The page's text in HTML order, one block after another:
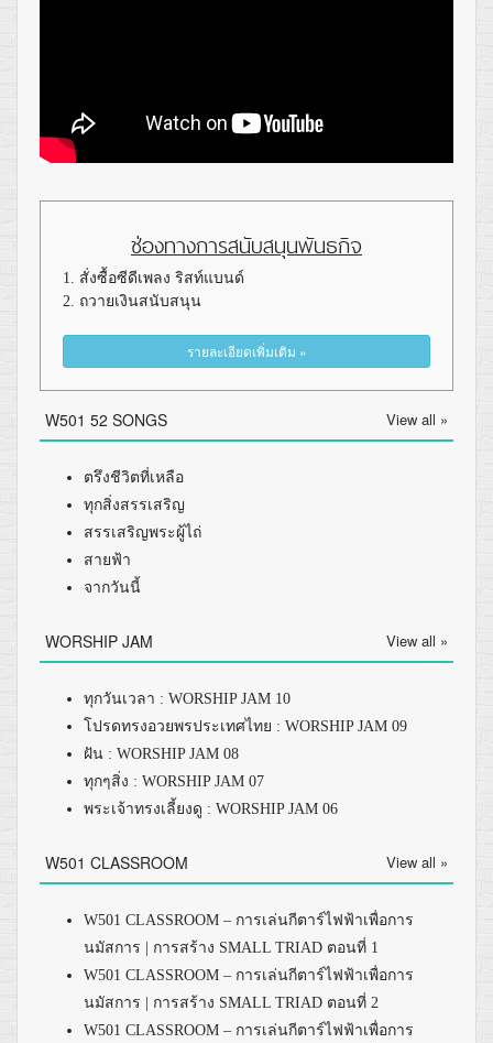
ช่องทางการสนับสนุนพันธกิจ
1. สั่งซื้อซีดีเพลง ริสท์แบนด์
2. ถวายเงินสนับสนุน
รายละเอียดเพิ่มเติม »
W501 52 SONGS View all »
ตรึงชีวิตที่เหลือ
ทุกสิ่งสรรเสริญ
สรรเสริญพระผู้ไถ่
สายฟ้า
จากวันนี้
WORSHIP JAM View all »
ทุกวันเวลา : WORSHIP JAM 10
โปรดทรงอวยพรประเทศไทย : WORSHIP JAM 09
ฝัน : WORSHIP JAM 08
ทุกๆสิ่ง : WORSHIP JAM 07
พระเจ้าทรงเลี้ยงดู : WORSHIP JAM 06
W501 CLASSROOM View all »
W501 CLASSROOM – การเล่นกีตาร์ไฟฟ้าเพื่อการ
นมัสการ | การสร้าง SMALL TRIAD ตอนที่ 1
W501 CLASSROOM – การเล่นกีตาร์ไฟฟ้าเพื่อการ
นมัสการ | การสร้าง SMALL TRIAD ตอนที่ 2
W501 CLASSROOM – การเล่นกีตาร์ไฟฟ้าเพื่อการ